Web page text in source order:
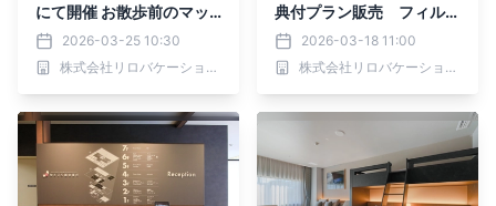
にて開催 お散歩前のマッ
サージ方法も学べる｜202
6年4月26日（日）
2026-03-25 10:30
株式会社リロバケーションズ
典付プラン販売 フィルム
に残すかけがえのない時間
｜2026年4月15日まで
2026-03-18 11:00
株式会社リロバケーションズ